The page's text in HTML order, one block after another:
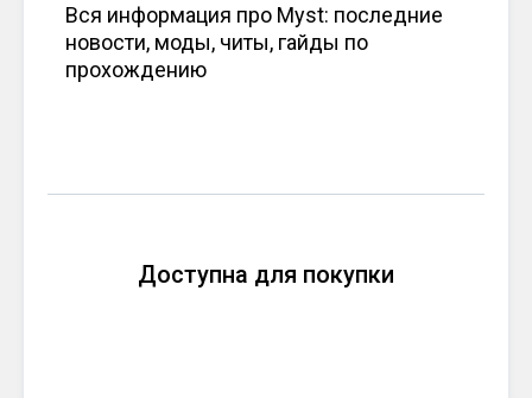
Вся информация про Myst: последние
новости, моды, читы, гайды по
прохождению
Доступна для покупки